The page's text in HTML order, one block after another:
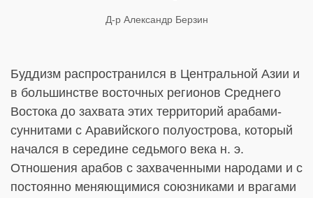
Д-р Александр Берзин
Буддизм распространился в Центральной Азии и
в большинстве восточных регионов Среднего
Востока до захвата этих территорий арабами-
суннитами с Аравийского полуострова, который
начался в середине седьмого века н. э.
Отношения арабов с захваченными народами и с
постоянно меняющимися союзниками и врагами